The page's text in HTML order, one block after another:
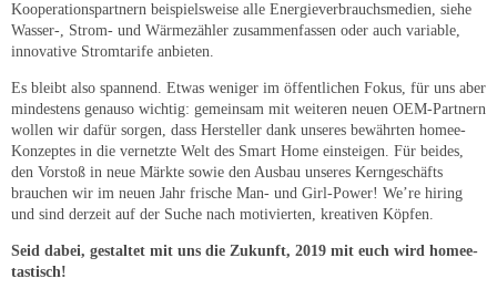
Kooperationspartnern beispielsweise alle Energieverbrauchsmedien, siehe
Wasser-, Strom- und Wärmezähler zusammenfassen oder auch variable,
innovative Stromtarife anbieten.
Es bleibt also spannend. Etwas weniger im öffentlichen Fokus, für uns aber
mindestens genauso wichtig: gemeinsam mit weiteren neuen OEM-Partnern
wollen wir dafür sorgen, dass Hersteller dank unseres bewährten homee-
Konzeptes in die vernetzte Welt des Smart Home einsteigen. Für beides,
den Vorstoß in neue Märkte sowie den Ausbau unseres Kerngeschäfts
brauchen wir im neuen Jahr frische Man- und Girl-Power! We’re hiring
und sind derzeit auf der Suche nach motivierten, kreativen Köpfen.
Seid dabei, gestaltet mit uns die Zukunft, 2019 mit euch wird homee-
tastisch!